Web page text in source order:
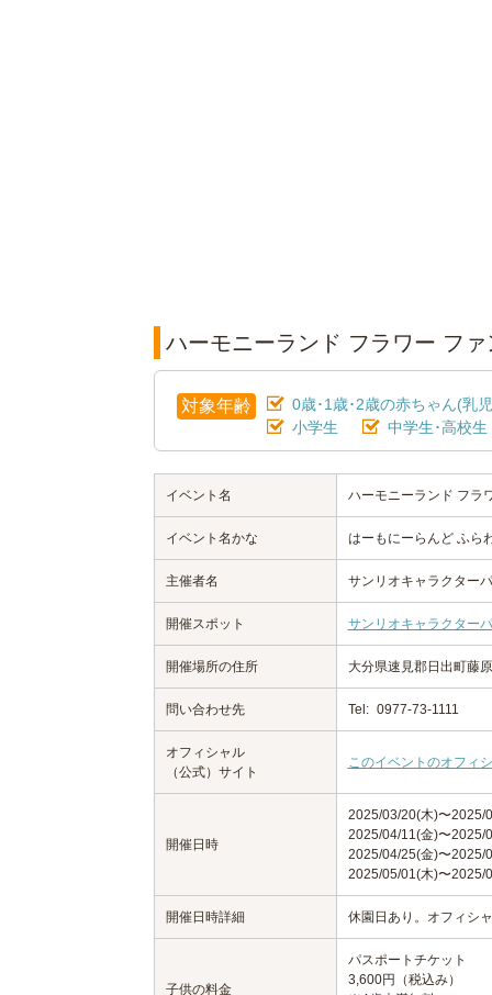
ハーモニーランド フラワー フ
対象年齢 0歳･1歳･2歳の赤ちゃん(乳
小学生
中学生･高校生
イベント名 ハーモニーランド フラ
イベント名かな はーもにーらんど ふら
主催者名 サンリオキャラクター
開催スポット サンリオキャラクター
開催場所の住所 大分県速見郡日出町藤
問い合わせ先 Tel: 0977-73-1111
オフィシャル
（公式）サイト
このイベントのオフィ
開催日時
2025/03/20(木)〜2025/
2025/04/11(金)〜2025/
2025/04/25(金)〜2025/
2025/05/01(木)〜2025/
開催日時詳細 休園日あり。オフィシ
子供の料金
パスポートチケット
3,600円（税込み）